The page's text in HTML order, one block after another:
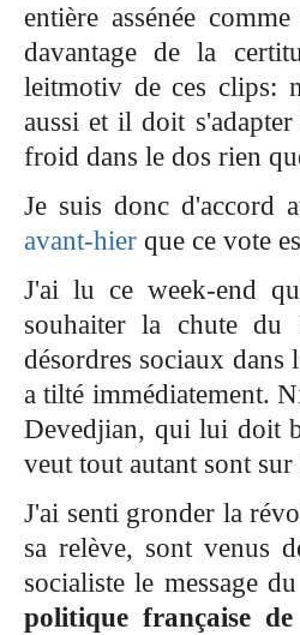
entière assénée
davantage de la
leitmotiv de ces clips:
aussi et il doit
froid dans le dos rien
Je suis donc d'accord
avant-hier que ce vote
J'ai lu ce week-end
souhaiter la chute du
désordres sociaux dans
a tilté immédiatement.
Devedjian, qui lui doit
veut tout autant sont
J'ai senti gronder la
sa relève, sont venus
socialiste le message
politique française